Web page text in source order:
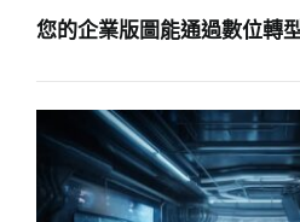
您的企業版圖能通過數位轉